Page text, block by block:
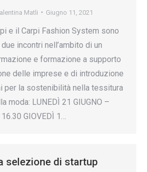
Matli Giugno 11, 2021
e il Carpi Fashion System sono
incontri nell’ambito di un
e formazione a supporto
delle imprese e di introduzione
per la sostenibilità nella tessitura
moda: LUNEDÌ 21 GIUGNO –
GIOVEDÌ 1…
selezione di startup